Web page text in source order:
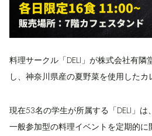
料理サークル「DELI」が株式会社有
し、神奈川県産の夏野菜を使用したカ
現在53名の学生が所属する「DELI」
一般参加型の料理イベントを定期的